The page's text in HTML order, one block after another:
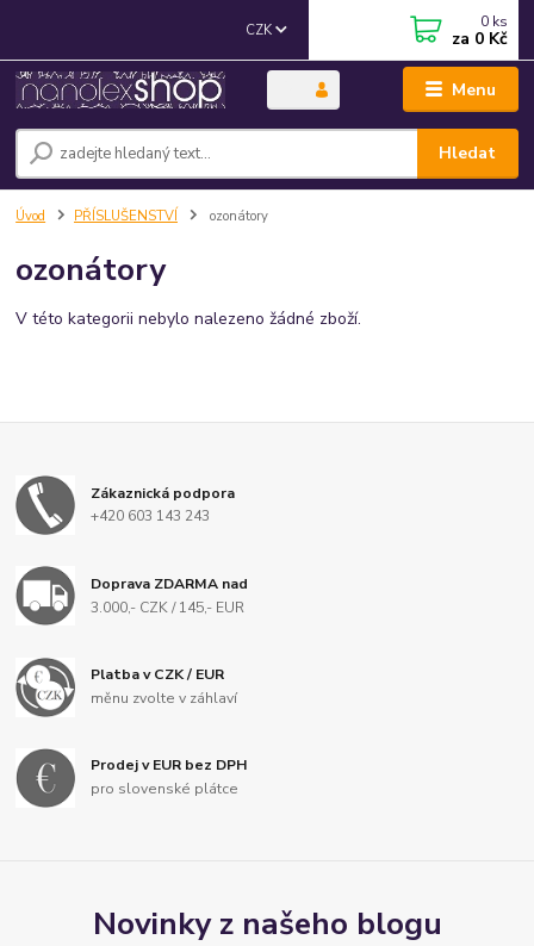
Menu
CZK
Hledat
0 ks
za 0 Kč
Úvod PŘÍSLUŠENSTVÍ ozonátory
ozonátory
V této kategorii nebylo nalezeno žádné zboží.
Zákaznická podpora
+420 603 143 243
Doprava ZDARMA nad
3.000,- CZK / 145,- EUR
Platba v CZK / EUR
měnu zvolte v záhlaví
Prodej v EUR bez DPH
pro slovenské plátce
Novinky z našeho blogu